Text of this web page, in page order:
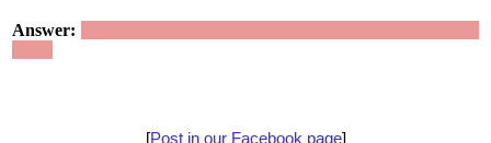
Answer:
[Post in our Facebook page]